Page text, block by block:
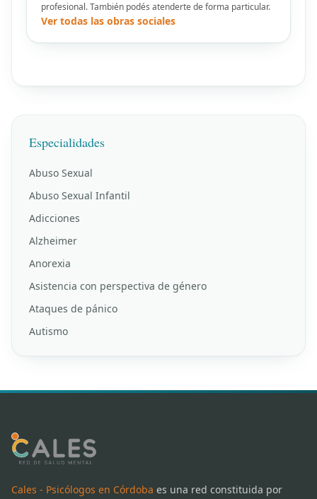
profesional. También podés atenderte de forma particular.
Ver todas las obras sociales
Especialidades
Abuso Sexual
Abuso Sexual Infantil
Adicciones
Alzheimer
Anorexia
Asistencia con perspectiva de género
Ataques de pánico
Autismo
Cales - Psicólogos en Córdoba es una red constituida por